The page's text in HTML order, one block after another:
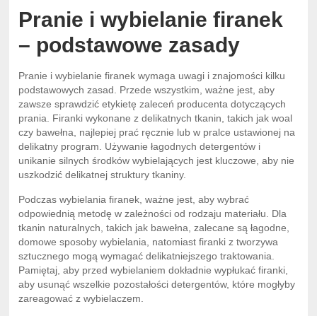
Pranie i wybielanie firanek
– podstawowe zasady
Pranie i wybielanie firanek wymaga uwagi i znajomości kilku
podstawowych zasad. Przede wszystkim, ważne jest, aby
zawsze sprawdzić etykietę zaleceń producenta dotyczących
prania. Firanki wykonane z delikatnych tkanin, takich jak woal
czy bawełna, najlepiej prać ręcznie lub w pralce ustawionej na
delikatny program. Używanie łagodnych detergentów i
unikanie silnych środków wybielających jest kluczowe, aby nie
uszkodzić delikatnej struktury tkaniny.
Podczas wybielania firanek, ważne jest, aby wybrać
odpowiednią metodę w zależności od rodzaju materiału. Dla
tkanin naturalnych, takich jak bawełna, zalecane są łagodne,
domowe sposoby wybielania, natomiast firanki z tworzywa
sztucznego mogą wymagać delikatniejszego traktowania.
Pamiętaj, aby przed wybielaniem dokładnie wypłukać firanki,
aby usunąć wszelkie pozostałości detergentów, które mogłyby
zareagować z wybielaczem.